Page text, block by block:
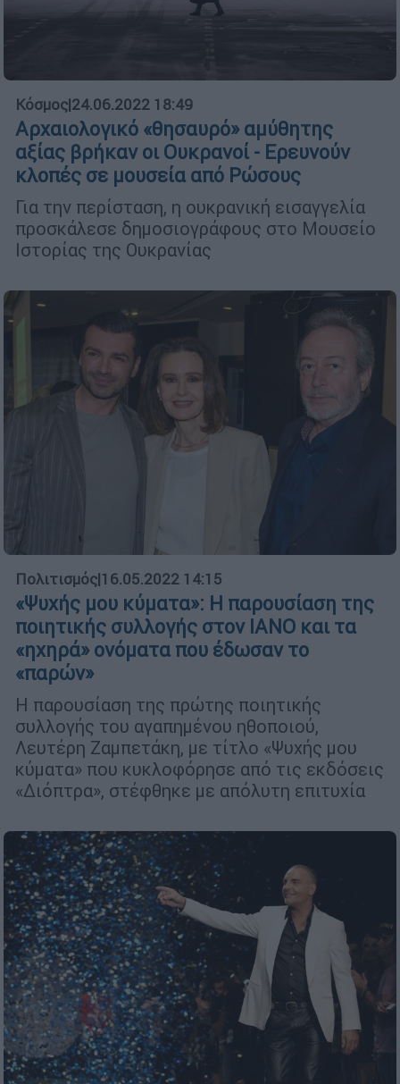
Κόσμος|24.06.2022 18:49
Αρχαιολογικό «θησαυρό» αμύθητης
αξίας βρήκαν οι Ουκρανοί - Ερευνούν
κλοπές σε μουσεία από Ρώσους
Για την περίσταση, η ουκρανική εισαγγελία
προσκάλεσε δημοσιογράφους στο Μουσείο
Ιστορίας της Ουκρανίας
Πολιτισμός|16.05.2022 14:15
«Ψυχής μου κύματα»: Η παρουσίαση της
ποιητικής συλλογής στον ΙΑΝΟ και τα
«ηχηρά» ονόματα που έδωσαν το
«παρών»
Η παρουσίαση της πρώτης ποιητικής
συλλογής του αγαπημένου ηθοποιού,
Λευτέρη Ζαμπετάκη, με τίτλο «Ψυχής μου
κύματα» που κυκλοφόρησε από τις εκδόσεις
«Διόπτρα», στέφθηκε με απόλυτη επιτυχία